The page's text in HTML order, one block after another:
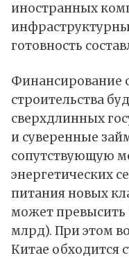
иностранных
готовность
Финансирование
строительства
сверхдлинных
и суверенные
сопутствующую
энергетических
питания новых
может превысить
млрд). При этом
Китае обходится